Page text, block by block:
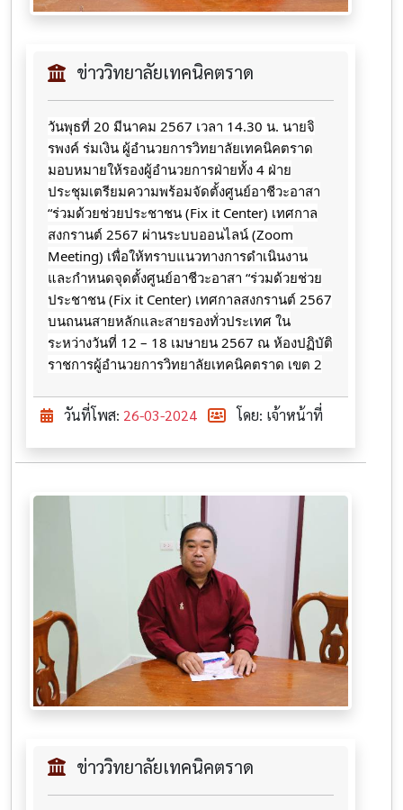
ข่าววิทยาลัยเทคนิคตราด
วันพุธที่ 20 มีนาคม 2567 เวลา 14.30 น. นายจิ
รพงค์ ร่มเงิน ผู้อำนวยการวิทยาลัยเทคนิคตราด
มอบหมายให้รองผู้อำนวยการฝ่ายทั้ง 4 ฝ่าย
ประชุมเตรียมความพร้อมจัดตั้งศูนย์อาชีวะอาสา
“ร่วมด้วยช่วยประชาชน (Fix it Center) เทศกาล
สงกรานต์ 2567 ผ่านระบบออนไลน์ (Zoom
Meeting) เพื่อให้ทราบแนวทางการดำเนินงาน
และกำหนดจุดตั้งศูนย์อาชีวะอาสา “ร่วมด้วยช่วย
ประชาชน (Fix it Center) เทศกาลสงกรานต์ 2567
บนถนนสายหลักและสายรองทั่วประเทศ ใน
ระหว่างวันที่ 12 – 18 เมษายน 2567 ณ ห้องปฏิบัติ
ราชการผู้อำนวยการวิทยาลัยเทคนิคตราด เขต 2
วันที่โพส: 26-03-2024 โดย: เจ้าหน้าที่
ข่าววิทยาลัยเทคนิคตราด